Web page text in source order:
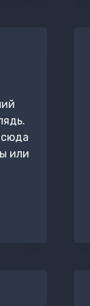
или